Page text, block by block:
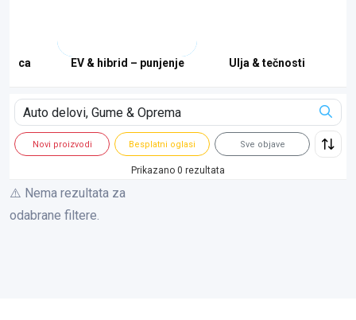
EV & hibrid – punjenje Ulja & tečnosti
Novi proizvodi Besplatni oglasi Sve objave
Prikazano 0 rezultata
⚠️ Nema rezultata za
odabrane filtere.